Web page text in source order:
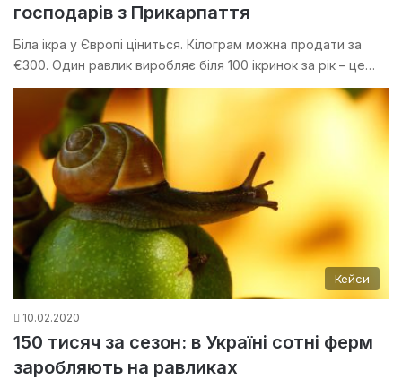
господарів з Прикарпаття
Біла ікра у Європі ціниться. Кілограм можна продати за
€300. Один равлик виробляє біля 100 ікринок за рік – це…
Кейси
10.02.2020
150 тисяч за сезон: в Україні сотні ферм
заробляють на равликах